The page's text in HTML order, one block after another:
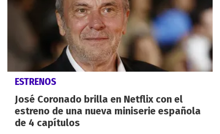
ESTRENOS
José Coronado brilla en Netflix con el
estreno de una nueva miniserie española
de 4 capítulos